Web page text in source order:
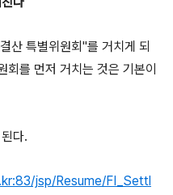
산 특별위원회"를 거치게 되
를 먼저 거치는 것은 기본이
다.
jsp/Resume/FI_Settl